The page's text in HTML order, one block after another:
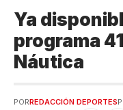
Ya
programa
Náutica
PORREDACCIÓN DEPORTES